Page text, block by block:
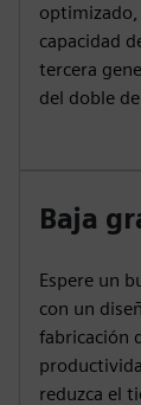
optimizado,
capacidad
tercera
del doble
Baja
Espere un
con un
fabricación
reduzca el